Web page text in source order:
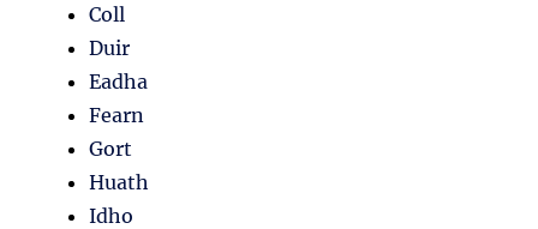
Coll
Duir
Eadha
Fearn
Gort
Huath
Idho